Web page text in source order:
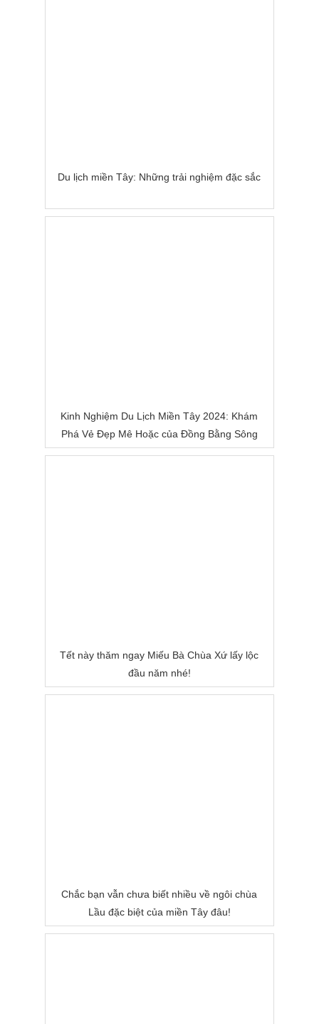
Du lịch miền Tây: Những trải nghiệm đặc sắc
Kinh Nghiệm Du Lịch Miền Tây 2024: Khám
Phá Vẻ Đẹp Mê Hoặc của Đồng Bằng Sông
Nước
Tết này thăm ngay Miếu Bà Chùa Xứ lấy lộc
đầu năm nhé!
Chắc bạn vẫn chưa biết nhiều về ngôi chùa
Lầu đặc biệt của miền Tây đâu!